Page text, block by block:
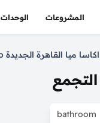
المشروعات الوحدات
اكاسا ميا القاهرة الجديدة ACASA MIA New Cairo
bathroom